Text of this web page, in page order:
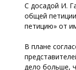
С досадой И.
общей
петицию» от
В плане
дело больше,